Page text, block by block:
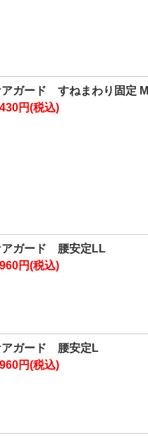
ガード すねまわり固定 M
円(税込)
アガード 腰安定LL
円(税込)
アガード 腰安定L
円(税込)